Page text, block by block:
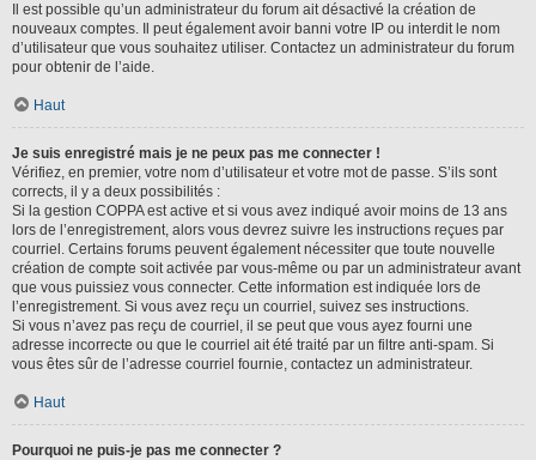
Il est possible qu’un administrateur du forum ait désactivé la création de
nouveaux comptes. Il peut également avoir banni votre IP ou interdit le nom
d’utilisateur que vous souhaitez utiliser. Contactez un administrateur du forum
pour obtenir de l’aide.
Haut
Je suis enregistré mais je ne peux pas me connecter !
Vérifiez, en premier, votre nom d’utilisateur et votre mot de passe. S’ils sont
corrects, il y a deux possibilités :
Si la gestion COPPA est active et si vous avez indiqué avoir moins de 13 ans
lors de l’enregistrement, alors vous devrez suivre les instructions reçues par
courriel. Certains forums peuvent également nécessiter que toute nouvelle
création de compte soit activée par vous-même ou par un administrateur avant
que vous puissiez vous connecter. Cette information est indiquée lors de
l’enregistrement. Si vous avez reçu un courriel, suivez ses instructions.
Si vous n’avez pas reçu de courriel, il se peut que vous ayez fourni une
adresse incorrecte ou que le courriel ait été traité par un filtre anti-spam. Si
vous êtes sûr de l’adresse courriel fournie, contactez un administrateur.
Haut
Pourquoi ne puis-je pas me connecter ?